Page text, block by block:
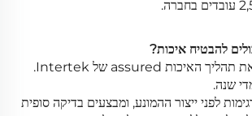
1. המפעל שלנו עבר את תהליך האיכות assured של Intertek.
שנה.
לפני ייצור ההמונע, ומבצעים בדיקה סופית